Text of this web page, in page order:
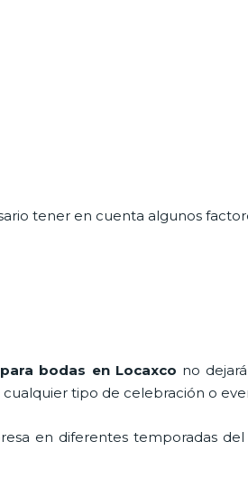
tener en cuenta algunos
bodas en Locaxco no
tipo de celebración o
en diferentes temporadas